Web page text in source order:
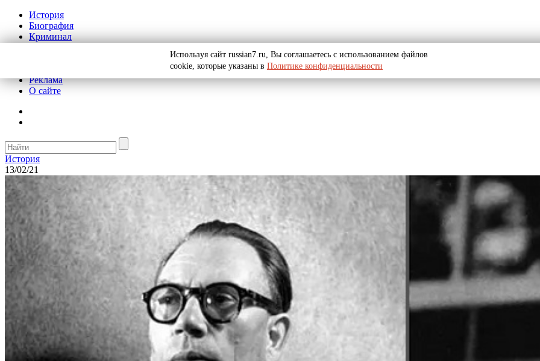
История
Биография
Криминал
Реклама
О сайте
История
13/02/21
Используя сайт russian7.ru, Вы соглашаетесь с использованием файлов
cookie, которые указаны в Политике конфиденциальности